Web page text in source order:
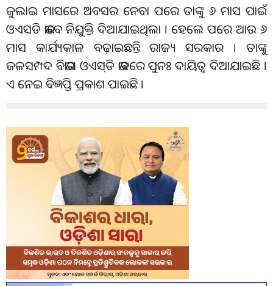
ଜୁଲାଇ ମାସରେ ଅବସର ନେବା ପରେ ତାଙ୍କୁ ୬ ମାସ ପାଇଁ
ଓଏସଡି ଭାବେ ନିଯୁକ୍ତି ଦିଆଯାଇଥିଲା । ହେଲେ ପରେ ଆଉ ୬
ମାସ କାର୍ଯ୍ୟକାଳ ବଢ଼ାଇଛନ୍ତି ରାଜ୍ୟ ସରକାର । ତାଙ୍କୁ
ଜଳସମ୍ପଦ ବିଭାଗ ଓଏସ୍‌ଡି ଭାବରେ ପୁନଃ ଦାୟିତ୍ୱ ଦିଆଯାଇଛି ।
ଏ ନେଇ ବିଜ୍ଞପ୍ତି ପ୍ରକାଶ ପାଇଛି ।